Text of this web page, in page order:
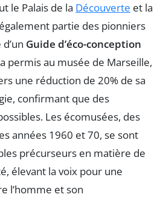
le Palais de la Découverte et la
partie des pionniers
Guide d’éco-conception
permis au musée de Marseille,
une réduction de 20% de sa
confirmant que des
Les écomusées, des
années 1960 et 70, se sont
précurseurs en matière de
élevant la voix pour une
l’homme et son